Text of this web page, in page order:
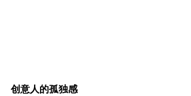
创意人的孤独感